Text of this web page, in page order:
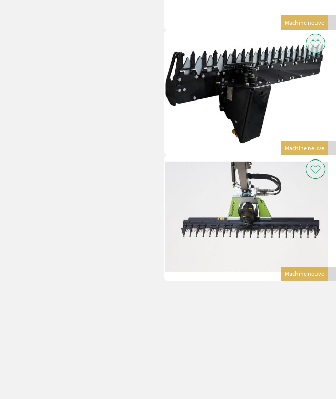
Machine neuve
Machine neuve
Machine neuve